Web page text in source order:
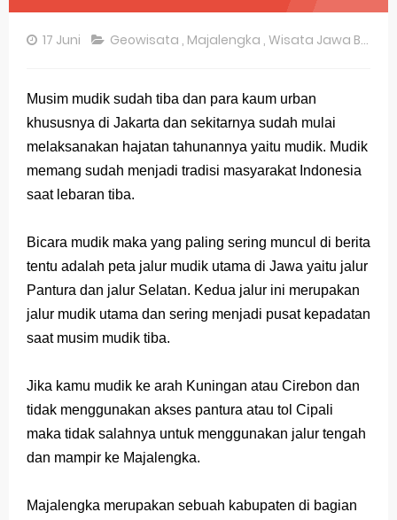
Pembahasan Soal OSN-K Geografi 2025 No 26-30
Pembahasan Soal OSN-K Geografi 2025 No 16-20
Pembahasan Soal OSN-K Geografi 2025 No 11-15
Pembahasan Soal OSN-K Geografi 2025 No 6-10
Pembahasan Soal OSN-K Geografi 2025 No 1-5
Bocoran 150 Bank Soal Dasar OSN Geografi 2026 Part 1 [Wajib Baca]
Bencana Banjir Bandang di Sumatra Salah Manusia
Gratis, Pre Test Online Calon Pejuang OSN Geografi 2026
Prediksi Soal TKA Geografi Topik Konsep Geografi + Kunci
Latihan Soal TKA Geografi 2025 Topik Analisa Informasi Geospasial
STOP Belajar Geografi Pakai Cara Lama! 😤 TKA 2025 Beda Level. Kuasai 150 Bank Soal HOTS Sekarang!
Ebook Prediksi 150 Soal TKA Geografi 2025 + Kunci Jawaban
17 Juni Geowisata , Majalengka , Wisata Jawa Barat
Musim mudik sudah tiba dan para kaum urban
khususnya di Jakarta dan sekitarnya sudah mulai
melaksanakan hajatan tahunannya yaitu mudik. Mudik
memang sudah menjadi tradisi masyarakat Indonesia
saat lebaran tiba.
Bicara mudik maka yang paling sering muncul di berita
tentu adalah peta jalur mudik utama di Jawa yaitu jalur
Pantura dan jalur Selatan. Kedua jalur ini merupakan
jalur mudik utama dan sering menjadi pusat kepadatan
saat musim mudik tiba.
Jika kamu mudik ke arah Kuningan atau Cirebon dan
tidak menggunakan akses pantura atau tol Cipali
maka tidak salahnya untuk menggunakan jalur tengah
dan mampir ke Majalengka.
Majalengka merupakan sebuah kabupaten di bagian